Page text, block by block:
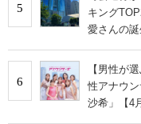
5
キング
愛さんの誕
6
【男性が
性アナウ
沙希」【4